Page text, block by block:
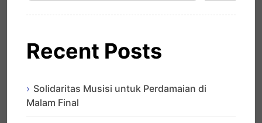
Recent Posts
Solidaritas Musisi untuk Perdamaian di
Malam Final